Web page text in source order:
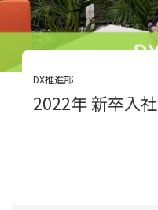
DX推進部
2022年 新卒入社